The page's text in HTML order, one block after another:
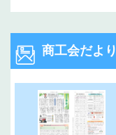
商工会だより